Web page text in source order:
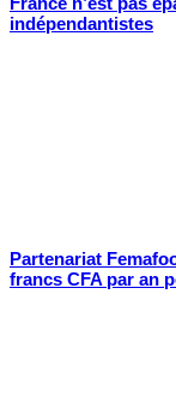
indépendantistes
Partenariat
francs CFA par an